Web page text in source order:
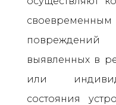
выявленных в
или
состояния